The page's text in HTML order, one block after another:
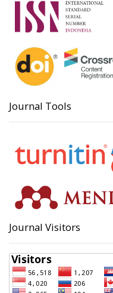
Journal Tools
Journal Visitors